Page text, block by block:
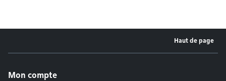
Haut de page
Mon compte